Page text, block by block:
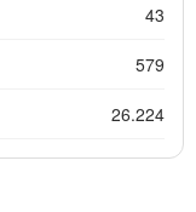
43
579
26.224